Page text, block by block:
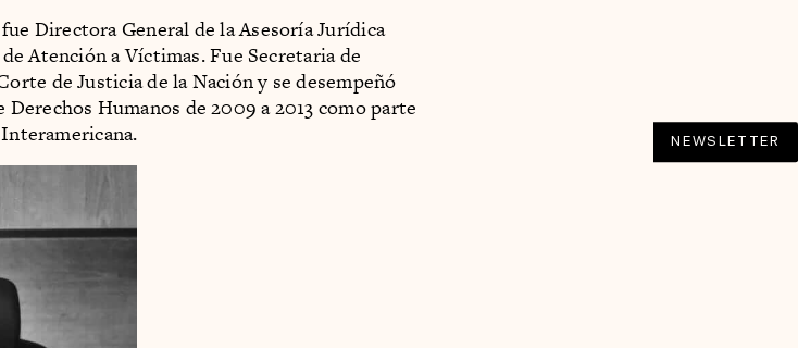
Directora General de la Asesoría Jurídica
Atención a Víctimas. Fue Secretaria de
de Justicia de la Nación y se desempeñó
Humanos de 2009 a 2013 como parte
NEWSLETTER